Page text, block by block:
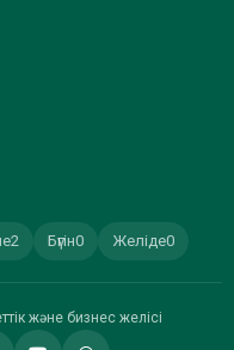
2 Бүгін0 Желіде0
және бизнес желісі